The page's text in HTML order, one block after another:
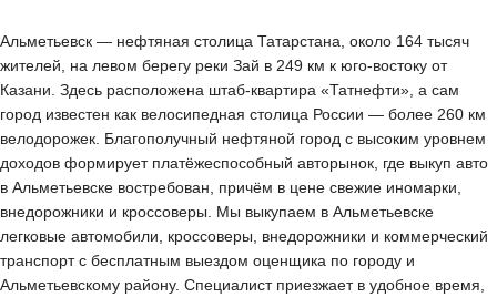
Альметьевск — нефтяная столица Татарстана, около 164 тысяч
жителей, на левом берегу реки Зай в 249 км к юго-востоку от
Казани. Здесь расположена штаб-квартира «Татнефти», а сам
город известен как велосипедная столица России — более 260 км
велодорожек. Благополучный нефтяной город с высоким уровнем
доходов формирует платёжеспособный авторынок, где выкуп авто
в Альметьевске востребован, причём в цене свежие иномарки,
внедорожники и кроссоверы. Мы выкупаем в Альметьевске
легковые автомобили, кроссоверы, внедорожники и коммерческий
транспорт с бесплатным выездом оценщика по городу и
Альметьевскому району. Специалист приезжает в удобное время,